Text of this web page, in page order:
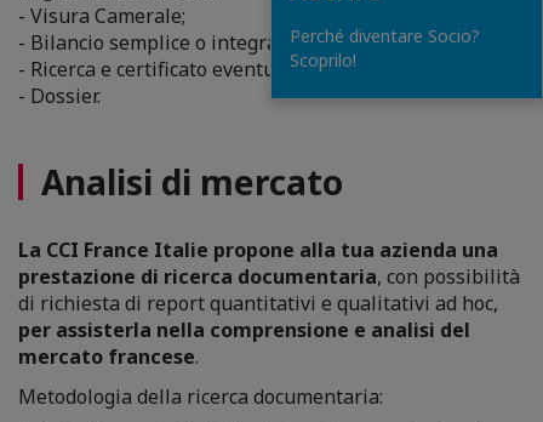
- Visura Camerale;
- Bilancio semplice o integrale, stati e atti ufficiali;
- Ricerca e certificato eventuale di “redressement”;
- Dossier.
Analisi di mercato
La CCI France Italie propone alla tua azienda una
prestazione di ricerca documentaria, con possibilità
di richiesta di report quantitativi e qualitativi ad hoc,
per assisterla nella comprensione e analisi del
mercato francese.
Metodologia della ricerca documentaria:
Perché diventare Socio?
Scoprilo!